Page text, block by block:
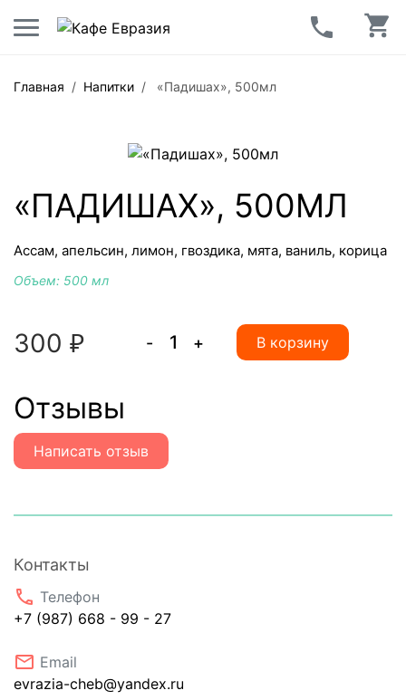
Главная / Напитки / «Падишах», 500мл
«ПАДИШАХ», 500МЛ
Ассам, апельсин, лимон, гвоздика, мята, ваниль, корица
Объем: 500 мл
300 ₽ - +
Отзывы
Написать отзыв
Контакты
phone Телефон
+7 (987) 668 - 99 - 27
email Email
evrazia-cheb@yandex.ru